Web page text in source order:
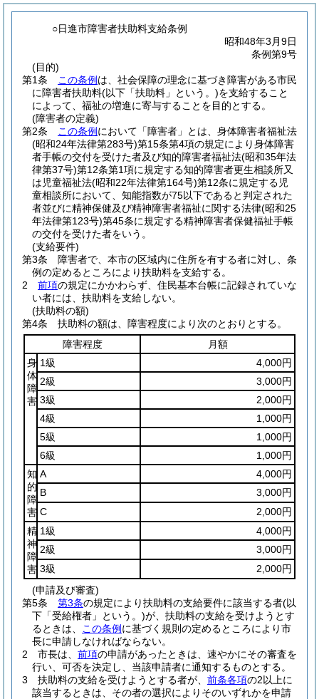
○日進市障害者扶助料支給条例
昭和48年3月9日
条例第9号
(目的)
第1条
この条例 は、社会保障の理念に基づき障害がある市民
に障害者扶助料(以下「扶助料」という。)を支給すること
によって、福祉の増進に寄与することを目的とする。
(障害者の定義)
第2条
この条例 において「障害者」とは、身体障害者福祉法
(昭和24年法律第283号)第15条第4項の規定により身体障害
者手帳の交付を受けた者及び知的障害者福祉法(昭和35年法
律第37号)第12条第1項に規定する知的障害者更生相談所又
は児童福祉法(昭和22年法律第164号)第12条に規定する児
童相談所において、知能指数が75以下であると判定された
者並びに精神保健及び精神障害者福祉に関する法律(昭和25
年法律第123号)第45条に規定する精神障害者保健福祉手帳
の交付を受けた者をいう。
(支給要件)
第3条
障害者で、本市の区域内に住所を有する者に対し、条
例の定めるところにより扶助料を支給する。
2
前項の規定にかかわらず、住民基本台帳に記録されていな
い者には、扶助料を支給しない。
(扶助料の額)
第4条
扶助料の額は、障害程度により次のとおりとする。
障害程度
月額
身
体
障
害
1級
4,000円
2級
3,000円
3級
2,000円
4級
1,000円
5級
1,000円
6級
1,000円
知
的
障
害
A
4,000円
B
3,000円
C
2,000円
精
神
障
害
1級
4,000円
2級
3,000円
3級
2,000円
(申請及び審査)
第5条
第3条の規定により扶助料の支給要件に該当する者(以
下「受給権者」という。)が、扶助料の支給を受けようとす
るときは、
この条例 に基づく規則の定めるところにより市
長に申請しなければならない。
2
市長は、 前項の申請があったときは、速やかにその審査を
行い、可否を決定し、当該申請者に通知するものとする。
3
扶助料の支給を受けようとする者が、 前条各項の2以上に
該当するときは、その者の選択によりそのいずれかを申請